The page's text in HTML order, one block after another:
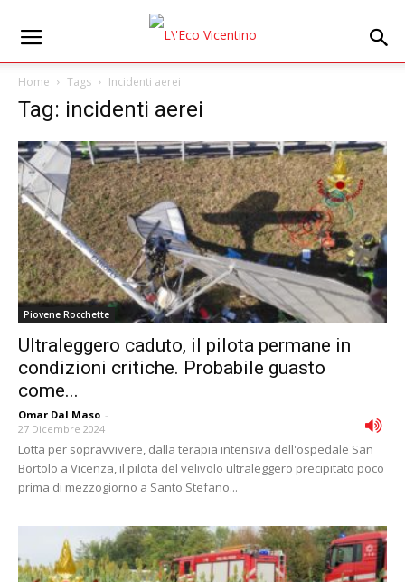
Home Tags Incidenti aerei
Tag: incidenti aerei
Piovene Rocchette
Ultraleggero caduto, il pilota permane in
condizioni critiche. Probabile guasto
come...
Omar Dal Maso -
27 Dicembre 2024
Lotta per sopravvivere, dalla terapia intensiva dell'ospedale San
Bortolo a Vicenza, il pilota del velivolo ultraleggero precipitato poco
prima di mezzogiorno a Santo Stefano...